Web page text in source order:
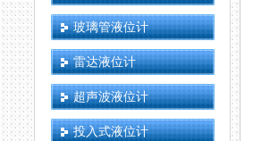
玻璃管液位计
雷达液位计
超声波液位计
投入式液位计